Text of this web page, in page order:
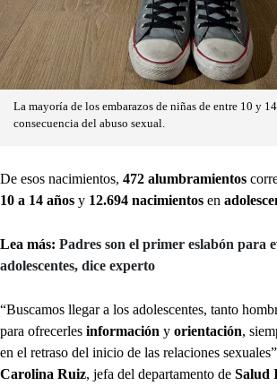
La mayoría de los embarazos de niñas de entre 10 y
consecuencia del abuso sexual.
De esos nacimientos, 472 alumbramientos
10 a 14 años y 12.694 nacimientos en
Lea más: Padres son el primer eslabón para
adolescentes, dice experto
“Buscamos llegar a los adolescentes, tanto
para ofrecerles información y orientación,
en el retraso del inicio de las relaciones
Carolina Ruiz, jefa del departamento de Salud